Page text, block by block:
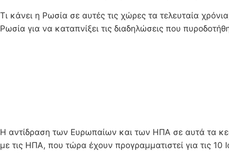
Τι κάνει η Ρωσία σε αυτές τις χώρες τα τελευταία
Ρωσία για να καταπνίξει τις διαδηλώσεις που
Η αντίδραση των Ευρωπαίων και των ΗΠΑ σε αυτά τα
με τις ΗΠΑ, που τώρα έχουν προγραμματιστεί για τις 10